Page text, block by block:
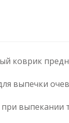
коврик
выпечки
выпекании